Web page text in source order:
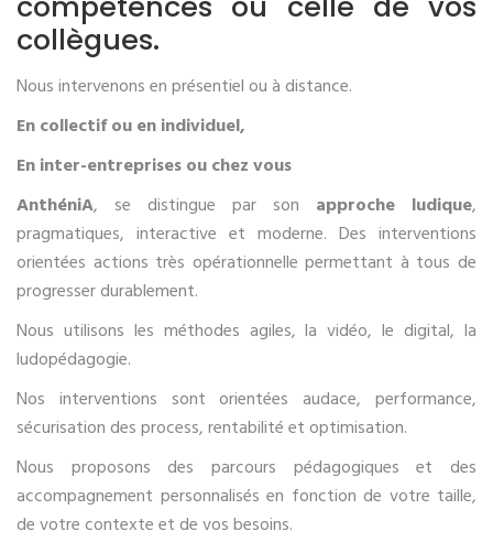
collègues.
Nous intervenons en présentiel ou à distance.
En collectif ou en individuel,
En inter-entreprises ou chez vous
AnthéniA, se distingue par son approche ludique,
pragmatiques, interactive et moderne. Des interventions
orientées actions très opérationnelle permettant à tous de
progresser durablement.
Nous utilisons les méthodes agiles, la vidéo, le digital, la
ludopédagogie.
Nos interventions sont orientées audace, performance,
sécurisation des process, rentabilité et optimisation.
Nous proposons des parcours pédagogiques et des
accompagnement personnalisés en fonction de votre taille,
de votre contexte et de vos besoins.